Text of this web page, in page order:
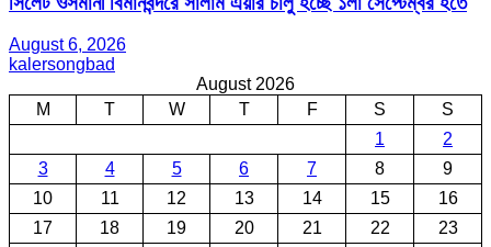
August 6, 2026
kalersongbad
August 2026
M
T W T F S
S
1
2
3
4 5 6 7 8
9
10
11 12 13 14 15
16
17
18 19 20 21 22
23